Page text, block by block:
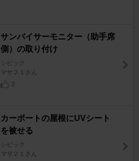
サンバイサーモニター（助手席
側）の取り付け
シビック
マサ２１さん
3
カーポートの屋根にUVシート
を被せる
シビック
マサ２１さん